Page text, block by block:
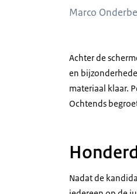
Marco
Achter de
en
materiaal klaar.
Ochtends
Nadat de